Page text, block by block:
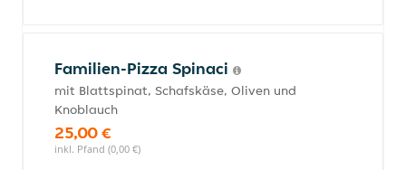
Familien-Pizza Spinaci
mit Blattspinat, Schafskäse, Oliven und
Knoblauch
25,00 €
inkl. Pfand (0,00 €)